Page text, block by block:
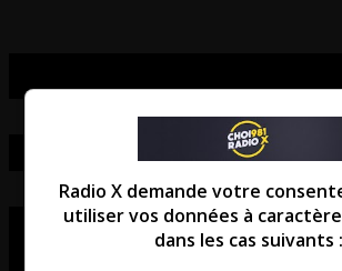
Radio X demande votre
utiliser vos données à
dans les cas suivants :